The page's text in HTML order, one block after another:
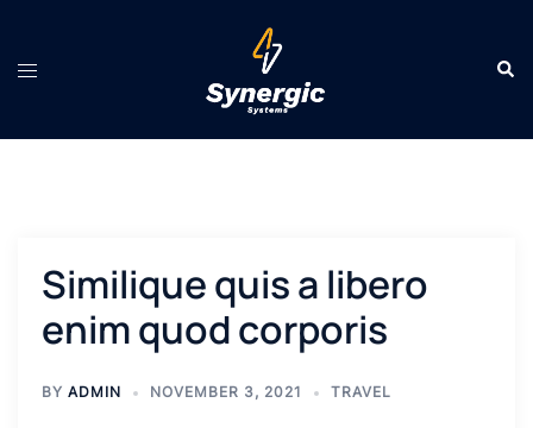
Similique quis a libero
enim quod corporis
BY ADMIN NOVEMBER 3, 2021 TRAVEL